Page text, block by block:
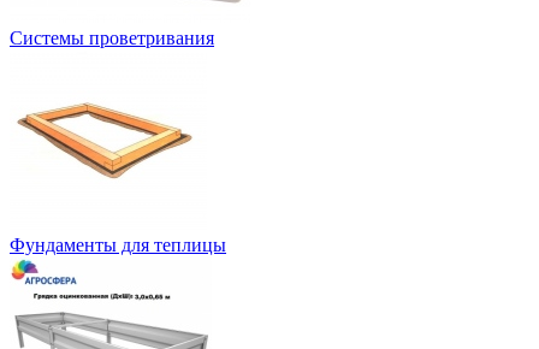
Системы проветривания
Фундаменты для теплицы